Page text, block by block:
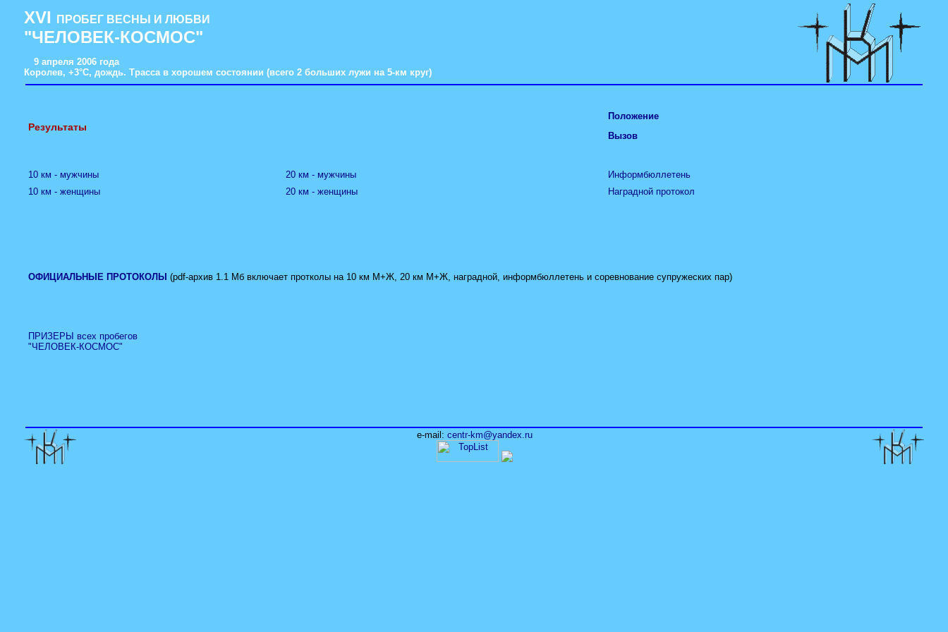
XVI ПРОБЕГ ВЕСНЫ И ЛЮБВИ
"ЧЕЛОВЕК-КОСМОС"
9 апреля 2006 года
Королев, +3°С, дождь. Трасса в хорошем состоянии (всего 2 больших лужи на 5-км круг)
Результаты
Положение
Вызов
10 км - мужчины 20 км - мужчины
Информбюллетень
10 км - женщины
20 км - женщины Наградной протокол
ОФИЦИАЛЬНЫЕ ПРОТОКОЛЫ (pdf-архив 1.1 Мб включает протколы на 10 км М+Ж, 20 км М+Ж, наградной, информбюллетень и соревнование супружеских пар)
ПРИЗЕРЫ всех пробегов
"ЧЕЛОВЕК-КОСМОС"
е-mail: centr-km@уаndех.ru